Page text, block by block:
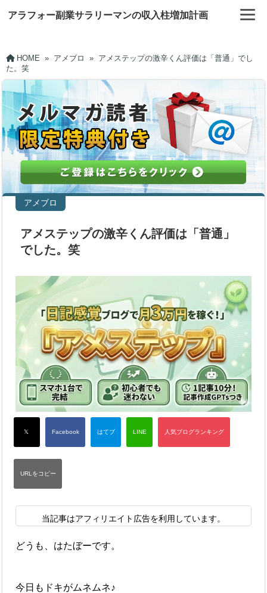
アラフォー副業サラリーマンの収入柱増加計画
HOME » アメブロ » アメステップの激辛くん評価は「普通」でし
た。笑
アメブロ
アメステップの激辛くん評価は「普通」
でした。笑
当記事はアフィリエイト広告を利用しています。
どうも、はたぼーです。
今日もドキがムネムネ♪